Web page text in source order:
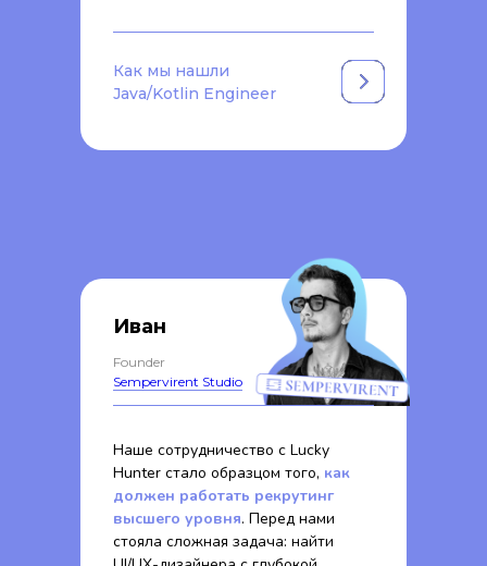
Как мы нашли
Java/Kotlin Engineer
Иван
Founder
Sempervirent Studio
Наше сотрудничество с Lucky
Hunter стало образцом того, как
должен работать рекрутинг
высшего уровня. Перед нами
стояла сложная задача: найти